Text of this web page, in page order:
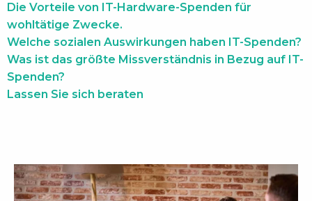
Die Vorteile von IT-Hardware-Spenden für
wohltätige Zwecke.
Welche sozialen Auswirkungen haben IT-Spenden?
Was ist das größte Missverständnis in Bezug auf IT-
Spenden?
Lassen Sie sich beraten